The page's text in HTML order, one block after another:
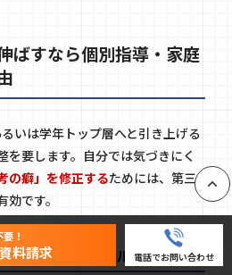
ばすなら個別指導・家庭
いは学年トップ層へと引き上げる
を要します。自分では気づきにく
の癖」を修正するためには、第三
です。
密に分析し、最短ルートを提示
！
料請求 電話でお問い合わせ